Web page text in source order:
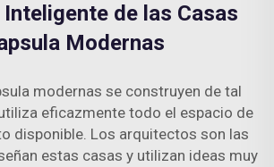
Inteligente de las Casas
Modernas
modernas se construyen de tal
eficazmente todo el espacio de
disponible. Los arquitectos son las
estas casas y utilizan ideas muy